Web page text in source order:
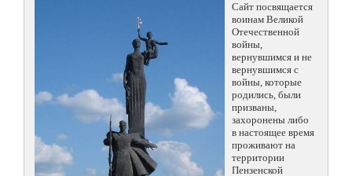
Сайт посвящается
воинам Великой
Отечественной
войны,
вернувшимся и не
вернувшимся с
войны, которые
родились, были
призваны,
захоронены либо
в настоящее время
проживают на
территории
Пензенской